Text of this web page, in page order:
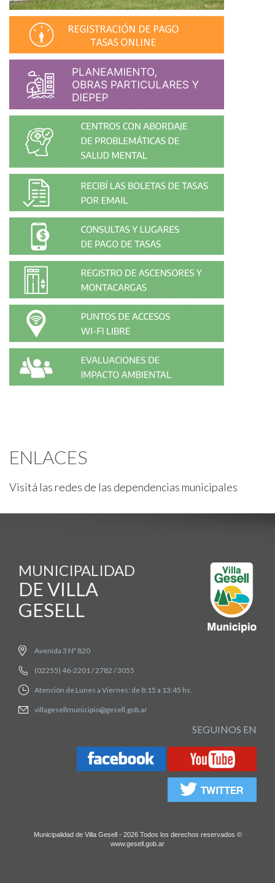
ENLACES
Visitá las redes de las dependencias municipales
MUNICIPALIDAD
DE VILLA
GESELL
Avenida 3 Nº 820
(02255) 46-2201 / 2782 / 3055
Atención de Lunes a Viernes: de 8:15 a 13:45 hs.
villagesellmunicipio@gesell.gob.ar
SEGUINOS EN
Municipalidad de Villa Gesell - 2026 Todos los derechos reservados ©
www.gesell.gob.ar